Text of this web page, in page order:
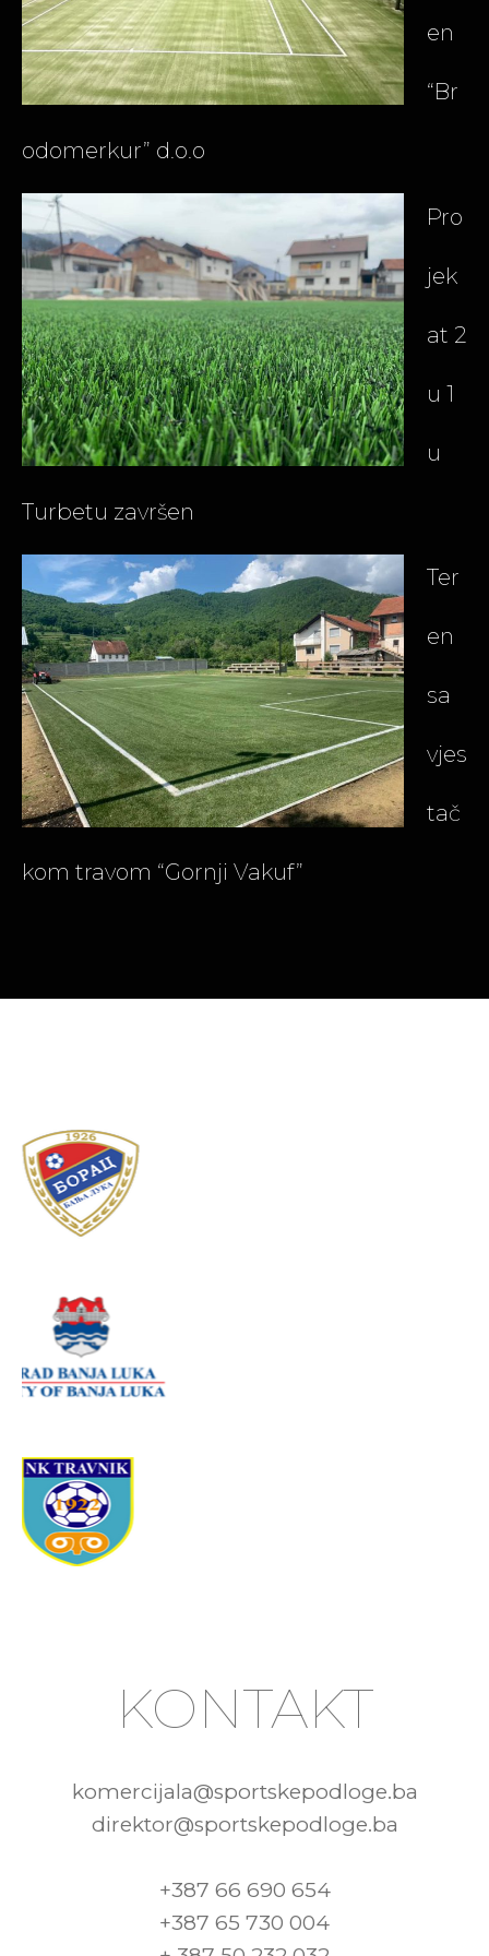
en
“Br
odomerkur” d.o.o
Pro
jek
at 2
u 1
u
Turbetu završen
Ter
en
sa
vjes
tač
kom travom “Gornji Vakuf”
KONTAKT
komercijala@sportskepodloge.ba
direktor@sportskepodloge.ba
+387 66 690 654
+387 65 730 004